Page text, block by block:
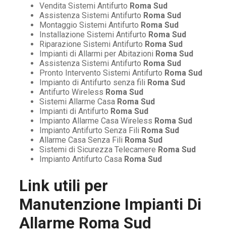
Vendita Sistemi Antifurto Roma Sud
Assistenza Sistemi Antifurto Roma Sud
Montaggio Sistemi Antifurto Roma Sud
Installazione Sistemi Antifurto Roma Sud
Riparazione Sistemi Antifurto Roma Sud
Impianti di Allarmi per Abitazioni Roma Sud
Assistenza Sistemi Antifurto Roma Sud
Pronto Intervento Sistemi Antifurto Roma Sud
Impianto di Antifurto senza fili Roma Sud
Antifurto Wireless Roma Sud
Sistemi Allarme Casa Roma Sud
Impianti di Antifurto Roma Sud
Impianto Allarme Casa Wireless Roma Sud
Impianto Antifurto Senza Fili Roma Sud
Allarme Casa Senza Fili Roma Sud
Sistemi di Sicurezza Telecamere Roma Sud
Impianto Antifurto Casa Roma Sud
Link utili per
Manutenzione Impianti Di
Allarme Roma Sud